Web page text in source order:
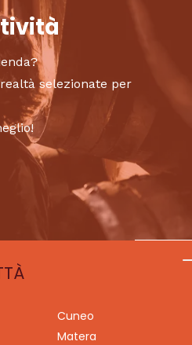
selezionate per
Cuneo
Matera